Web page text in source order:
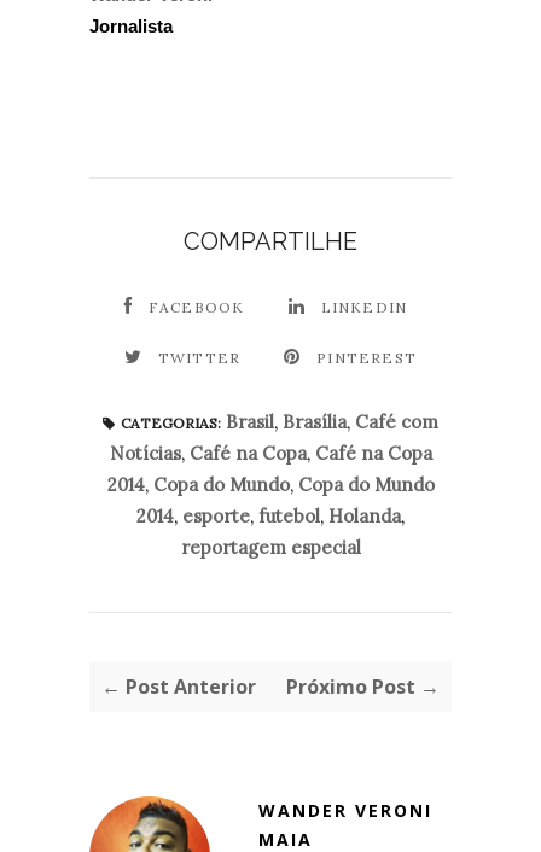
Jornalista
COMPARTILHE
FACEBOOK LINKEDIN
TWITTER PINTEREST
CATEGORIAS: Brasil, Brasília, Café com
Notícias, Café na Copa, Café na Copa
2014, Copa do Mundo, Copa do Mundo
2014, esporte, futebol, Holanda,
reportagem especial
← Post Anterior Próximo Post →
WANDER VERONI
MAIA